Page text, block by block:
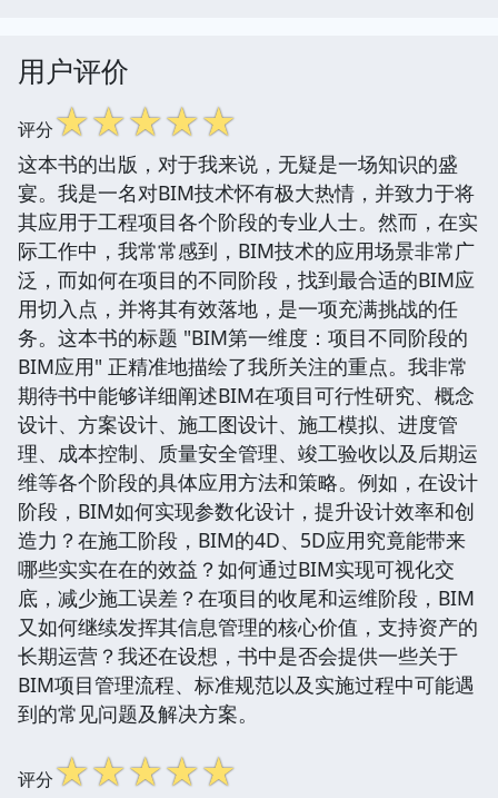
用户评价
评分☆☆☆☆☆
这本书的出版，对于我来说，无疑是一场知识的盛
宴。我是一名对BIM技术怀有极大热情，并致力于将
其应用于工程项目各个阶段的专业人士。然而，在实
际工作中，我常常感到，BIM技术的应用场景非常广
泛，而如何在项目的不同阶段，找到最合适的BIM应
用切入点，并将其有效落地，是一项充满挑战的任
务。这本书的标题 "BIM第一维度：项目不同阶段的
BIM应用" 正精准地描绘了我所关注的重点。我非常
期待书中能够详细阐述BIM在项目可行性研究、概念
设计、方案设计、施工图设计、施工模拟、进度管
理、成本控制、质量安全管理、竣工验收以及后期运
维等各个阶段的具体应用方法和策略。例如，在设计
阶段，BIM如何实现参数化设计，提升设计效率和创
造力？在施工阶段，BIM的4D、5D应用究竟能带来
哪些实实在在的效益？如何通过BIM实现可视化交
底，减少施工误差？在项目的收尾和运维阶段，BIM
又如何继续发挥其信息管理的核心价值，支持资产的
长期运营？我还在设想，书中是否会提供一些关于
BIM项目管理流程、标准规范以及实施过程中可能遇
到的常见问题及解决方案。
评分☆☆☆☆☆